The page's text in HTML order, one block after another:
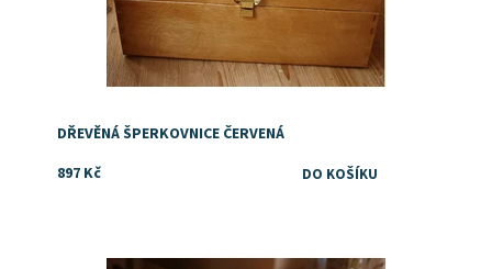
DŘEVĚNÁ ŠPERKOVNICE ČERVENÁ
897 Kč